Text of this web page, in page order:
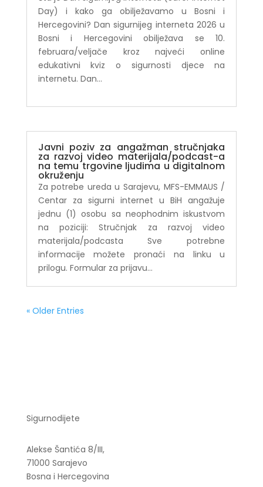
Day) i kako ga obilježavamo u Bosni i
Hercegovini? Dan sigurnijeg interneta 2026 u
Bosni i Hercegovini obilježava se 10.
februara/veljače kroz najveći online
edukativni kviz o sigurnosti djece na
internetu. Dan...
Javni poziv za angažman stručnjaka
za razvoj video materijala/podcast-a
na temu trgovine ljudima u digitalnom
okruženju
Za potrebe ureda u Sarajevu, MFS-EMMAUS /
Centar za sigurni internet u BiH angažuje
jednu (1) osobu sa neophodnim iskustvom
na poziciji: Stručnjak za razvoj video
materijala/podcasta Sve potrebne
informacije možete pronaći na linku u
prilogu. Formular za prijavu...
« Older Entries
Sigurnodijete
Alekse Šantića 8/III,
71000 Sarajevo
Bosna i Hercegovina